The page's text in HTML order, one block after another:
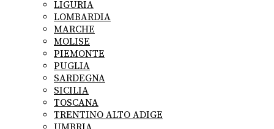
LIGURIA
LOMBARDIA
MARCHE
MOLISE
PIEMONTE
PUGLIA
SARDEGNA
SICILIA
TOSCANA
TRENTINO ALTO ADIGE